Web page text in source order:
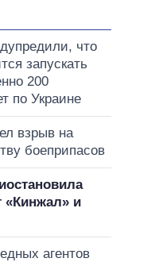
что
запускать
200
по Украине
взрыв на
боеприпасов
«Кинжал» и
агентов